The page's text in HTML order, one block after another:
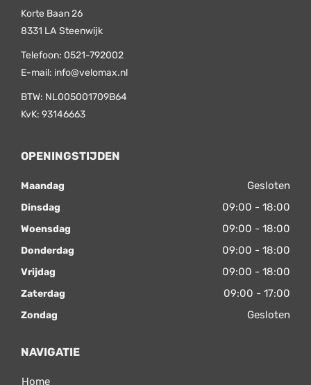
Korte Baan 26
8331 LA Steenwijk
Telefoon: 0521-792002
E-mail: info@velomax.nl
BTW: NL005001709B64
KvK: 93146663
OPENINGSTIJDEN
Maandag Gesloten
Dinsdag 09:00 - 18:00
Woensdag 09:00 - 18:00
Donderdag 09:00 - 18:00
Vrijdag 09:00 - 18:00
Zaterdag 09:00 - 17:00
Zondag Gesloten
NAVIGATIE
Home